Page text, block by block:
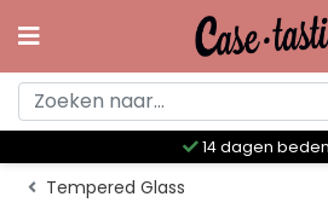
Meer
Tempered Glass